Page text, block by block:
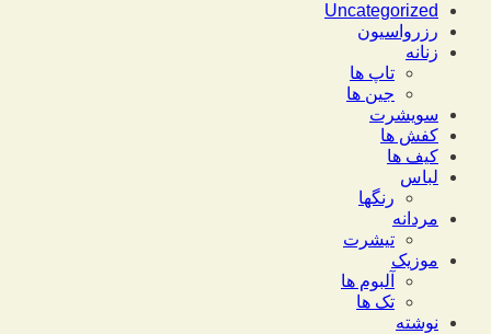
Uncategorized
رزرواسیون
زنانه
تاپ ها
جین ها
سویشرت
کفش ها
کیف ها
لباس
رنگها
مردانه
تیشرت
موزیک
آلبوم ها
تک ها
نوشته